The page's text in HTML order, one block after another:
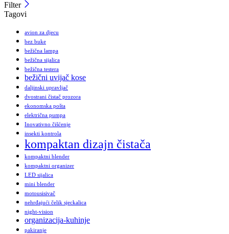
Filter
Tagovi
avion za djecu
bez buke
bežična lampa
bežična sijalica
bežična testera
bežični uvijač kose
daljinski upravljač
dvostrani čistač prozora
ekonomska pošta
električna pumpa
Inovativno čišćenje
insekti kontrola
kompaktan dizajn čistača
kompaktni blender
kompaktni organizer
LED sijalica
mini blender
motousisivač
nehrđajući čelik sjeckalica
night-vision
organizacija-kuhinje
pakiranje